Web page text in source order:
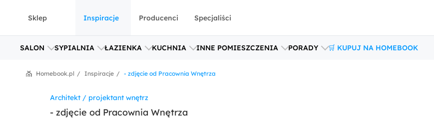
Sklep Inspiracje
SALON SYPIALNIA ŁAZIENKA KUCHNIA INNE POMIESZCZENIA PORADY 🛒 KUPUJ NA HOMEBOOK
Producenci Specjaliści
- zdjęcie od Pracownia Wnętrza
Inspiracje
Homebook.pl
Architekt / projektant wnętrz
- zdjęcie od Pracownia Wnętrza